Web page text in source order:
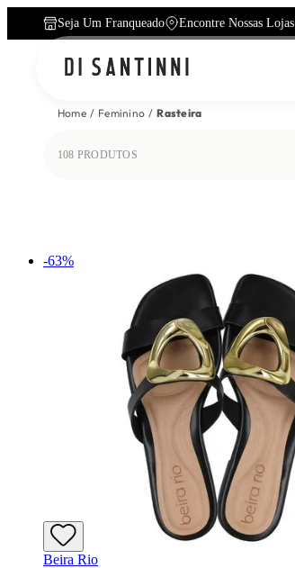
Seja Um Franqueado Encontre Nossas Lojas
Home Feminino Rasteira
108 PRODUTOS
-63%
Beira Rio